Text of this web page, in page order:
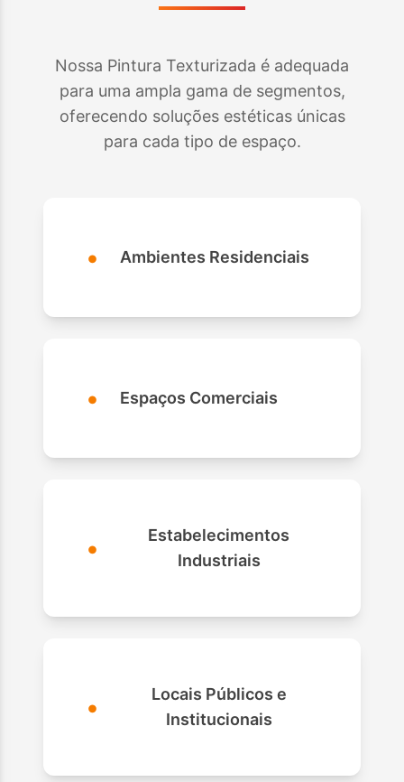
Nossa Pintura Texturizada é adequada
para uma ampla gama de segmentos,
oferecendo soluções estéticas únicas
para cada tipo de espaço.
• Ambientes Residenciais
• Espaços Comerciais
•
Estabelecimentos
Industriais
•
Locais Públicos e
Institucionais